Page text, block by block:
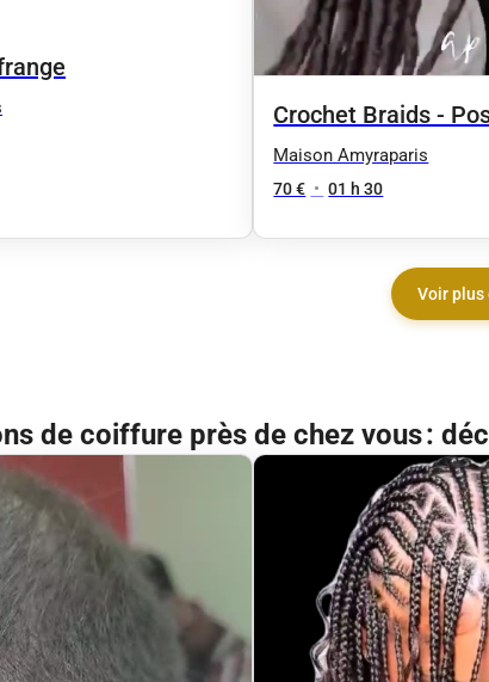
Crochet Braids -
Line
Maison Amyraparis
70 € • 01 h 30
Voir plus
de coiffure près de chez vous :